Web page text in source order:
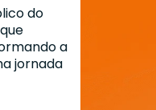
do
a
jornada